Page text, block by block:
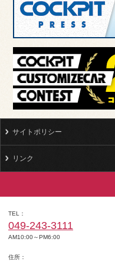
サイトポリシー
リンク
TEL
049-243-3111
AM10:00～PM6:00
住所